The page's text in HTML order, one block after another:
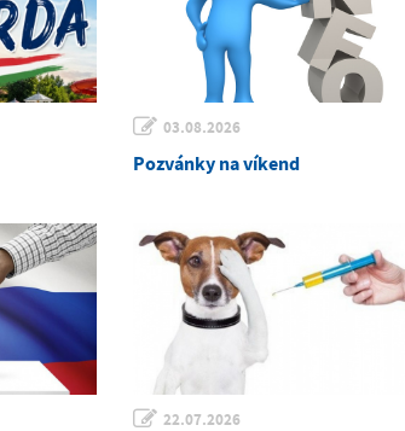
03.08.2026
Pozvánky na víkend
22.07.2026